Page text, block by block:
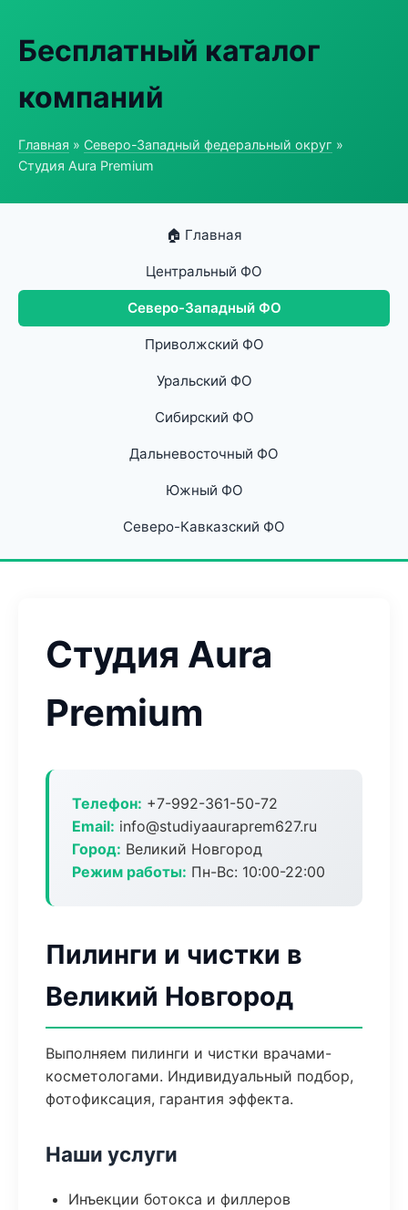
Бесплатный каталог
компаний
Главная » Северо-Западный федеральный округ »
Студия Aura Premium
🏠 Главная
Центральный ФО
Северо-Западный ФО
Приволжский ФО
Уральский ФО
Сибирский ФО
Дальневосточный ФО
Южный ФО
Северо-Кавказский ФО
Студия Aura
Premium
Телефон: +7-992-361-50-72
Email: info@studiyaauraprem627.ru
Город: Великий Новгород
Режим работы: Пн-Вс: 10:00-22:00
Пилинги и чистки в
Великий Новгород
Выполняем пилинги и чистки врачами-
косметологами. Индивидуальный подбор,
фотофиксация, гарантия эффекта.
Наши услуги
Инъекции ботокса и филлеров